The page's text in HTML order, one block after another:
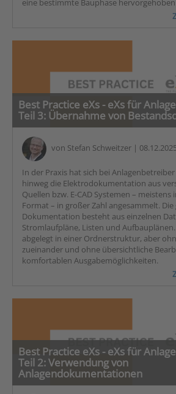
eine bestimmte Bauphase
Best Practice eXs - eXs für
Teil 3: Übernahme von
von Stefan Schweitzer |
In der Praxis hat sich bei
hinweg die Elektrodokumentation aus
Quellen bzw. E-CAD Systemen – meistens
Format – in großer Zahl angesammelt. Die
Dokumentation besteht aus einzelnen
Stromlaufpläne, Listen und
abgelegt in einer Ordnerstruktur, aber
zueinander und ohne übersichtliche
komfortablen Ausgabemöglichkeiten.
Best Practice eXs - eXs für
Teil 2: Verwendung von
Anlagendokumentationen